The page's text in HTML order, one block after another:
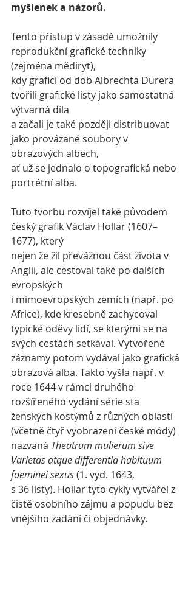
myšlenek a názorů.
Tento přístup v zásadě umožnily
reprodukční grafické techniky
(zejména mědiryt),
kdy grafici od dob Albrechta Dürera
tvořili grafické listy jako samostatná
výtvarná díla
a začali je také později distribuovat
jako provázané soubory v
obrazových albech,
ať už se jednalo o topografická nebo
portrétní alba.
Tuto tvorbu rozvíjel také původem
český grafik Václav Hollar (1607–
1677), který
nejen že žil převážnou část života v
Anglii, ale cestoval také po dalších
evropských
i mimoevropských zemích (např. po
Africe), kde kresebně zachycoval
typické oděvy lidí, se kterými se na
svých cestách setkával. Vytvořené
záznamy potom vydával jako grafická
obrazová alba. Takto vyšla např. v
roce 1644 v rámci druhého
rozšířeného vydání série sta
ženských kostýmů z různých oblastí
(včetně čtyř vyobrazení české módy)
nazvaná Theatrum mulierum sive
Varietas atque differentia habituum
foeminei sexus (1. vyd. 1643,
s 36 listy). Hollar tyto cykly vytvářel z
čistě osobního zájmu a popudu bez
vnějšího zadání či objednávky.